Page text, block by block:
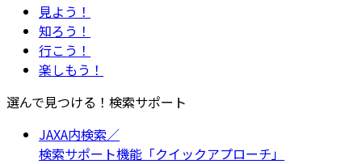
見よう！
知ろう！
行こう！
楽しもう！
選んで見つける！検索サポート
JAXA内検索／
検索サポート機能「クイックアプローチ」